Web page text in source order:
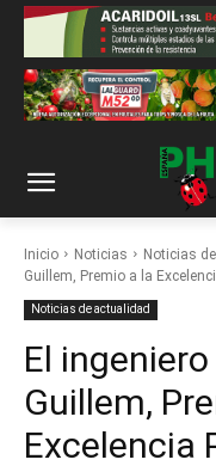
Inicio Noticias Noticias
Guillem, Premio a la
Noticias de actualidad
El
Guillem,
Excelencia